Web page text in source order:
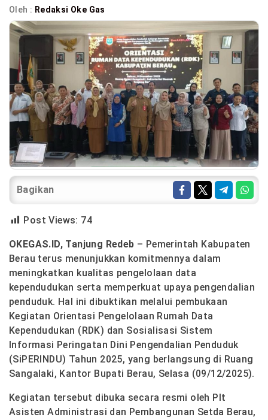
Oleh : Redaksi Oke Gas
Bagikan
Post Views: 74
OKEGAS.ID, Tanjung Redeb – Pemerintah Kabupaten
Berau terus menunjukkan komitmennya dalam
meningkatkan kualitas pengelolaan data
kependudukan serta memperkuat upaya pengendalian
penduduk. Hal ini dibuktikan melalui pembukaan
Kegiatan Orientasi Pengelolaan Rumah Data
Kependudukan (RDK) dan Sosialisasi Sistem
Informasi Peringatan Dini Pengendalian Penduduk
(SiPERINDU) Tahun 2025, yang berlangsung di Ruang
Sangalaki, Kantor Bupati Berau, Selasa (09/12/2025).
Kegiatan tersebut dibuka secara resmi oleh Plt
Asisten Administrasi dan Pembangunan Setda Berau,